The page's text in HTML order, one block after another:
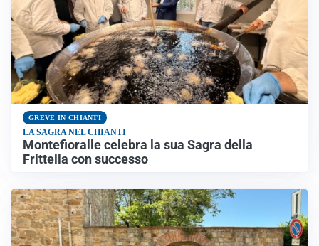
GREVE IN CHIANTI
LA SAGRA NEL CHIANTI
Montefioralle celebra la sua Sagra della
Frittella con successo